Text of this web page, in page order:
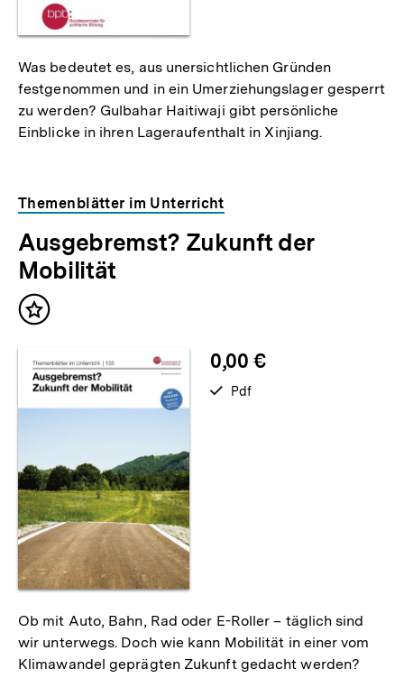
Was bedeutet es, aus unersichtlichen Gründen
festgenommen und in ein Umerziehungslager gesperrt
zu werden? Gulbahar Haitiwaji gibt persönliche
Einblicke in ihren Lageraufenthalt in Xinjiang.
Themenblätter im Unterricht
Ausgebremst? Zukunft der
Mobilität
Inhalt
0,00 €
verfügbar
Pdf
Ob mit Auto, Bahn, Rad oder E-Roller – täglich sind
wir unterwegs. Doch wie kann Mobilität in einer vom
Klimawandel geprägten Zukunft gedacht werden?